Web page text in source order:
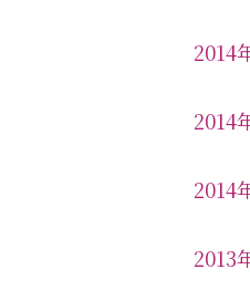
2014
2014
2014
2013